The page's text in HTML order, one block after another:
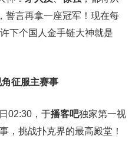
誓言再拿一座冠军！现在每
下个国人金手链大神就是
征服主赛事
02:30，于播客吧独家第一视
，挑战扑克界的最高殿堂！